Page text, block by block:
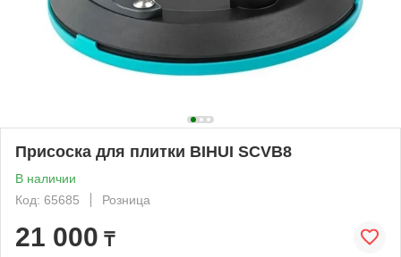
Присоска для плитки BIHUI SCVB8
В наличии
Код: 65685
Розница
21 000 ₸